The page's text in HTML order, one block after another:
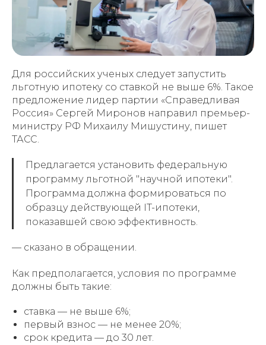
Для российских ученых следует запустить
льготную ипотеку со ставкой не выше 6%. Такое
предложение лидер партии «Справедливая
Россия» Сергей Миронов направил премьер-
министру РФ Михаилу Мишустину, пишет
ТАСС.
Предлагается установить федеральную
программу льготной "научной ипотеки".
Программа должна формироваться по
образцу действующей IT-ипотеки,
показавшей свою эффективность.
— сказано в обращении.
Как предполагается, условия по программе
должны быть такие:
ставка — не выше 6%;
первый взнос — не менее 20%;
срок кредита — до 30 лет.